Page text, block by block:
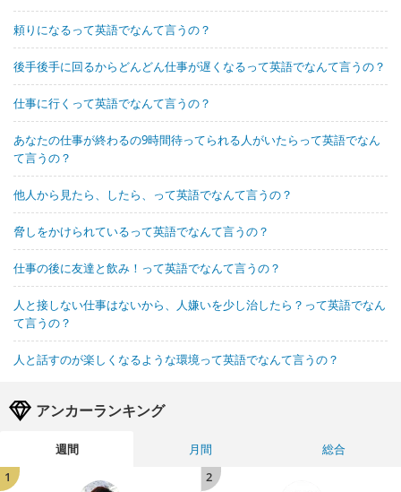
頼りになるって英語でなんて言うの？
後手後手に回るからどんどん仕事が遅くなるって英語でなんて言うの？
仕事に行くって英語でなんて言うの？
あなたの仕事が終わるの9時間待ってられる人がいたらって英語でなん
て言うの？
他人から見たら、したら、って英語でなんて言うの？
脅しをかけられているって英語でなんて言うの？
仕事の後に友達と飲み！って英語でなんて言うの？
人と接しない仕事はないから、人嫌いを少し治したら？って英語でなん
て言うの？
人と話すのが楽しくなるような環境って英語でなんて言うの？
アンカーランキング
週間 月間
総合
1
2